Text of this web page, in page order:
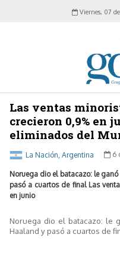
Viernes, 07
Las ventas
crecieron 0,9% en
eliminados del
La Nación, Argentina 6
Noruega dio el batacazo: le
pasó a cuartos de final Las
en junio
Noruega dio el batacazo: le
Haaland y pasó a cuartos de